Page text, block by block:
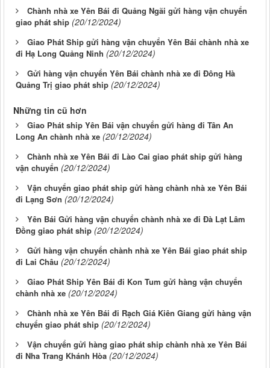
Chành nhà xe Yên Bái đi Quảng Ngãi gửi hàng vận chuyển
giao phát ship (20/12/2024)
Giao Phát Ship gửi hàng vận chuyển Yên Bái chành nhà xe
đi Hạ Long Quảng Ninh (20/12/2024)
Gửi hàng vận chuyển Yên Bái chành nhà xe đi Đông Hà
Quảng Trị giao phát ship (20/12/2024)
Những tin cũ hơn
Giao Phát ship Yên Bái vận chuyển gửi hàng đi Tân An
Long An chành nhà xe (20/12/2024)
Chành nhà xe Yên Bái đi Lào Cai giao phát ship gửi hàng
vận chuyển (20/12/2024)
Vận chuyển giao phát ship gửi hàng chành nhà xe Yên Bái
đi Lạng Sơn (20/12/2024)
Yên Bái Gửi hàng vận chuyển chành nhà xe đi Đà Lạt Lâm
Đồng giao phát ship (20/12/2024)
Gửi hàng vận chuyển chành nhà xe Yên Bái giao phát ship
đi Lai Châu (20/12/2024)
Giao Phát Ship Yên Bái đi Kon Tum gửi hàng vận chuyển
chành nhà xe (20/12/2024)
Chành nhà xe Yên Bái đi Rạch Giá Kiên Giang gửi hàng vận
chuyển giao phát ship (20/12/2024)
Vận chuyển gửi hàng giao phát ship chành nhà xe Yên Bái
đi Nha Trang Khánh Hòa (20/12/2024)